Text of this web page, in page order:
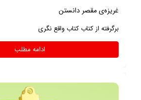
غریزه‌ی مقصر دانستن
برگرفته از کتاب کتاب واقع نگری
ادامه مطلب